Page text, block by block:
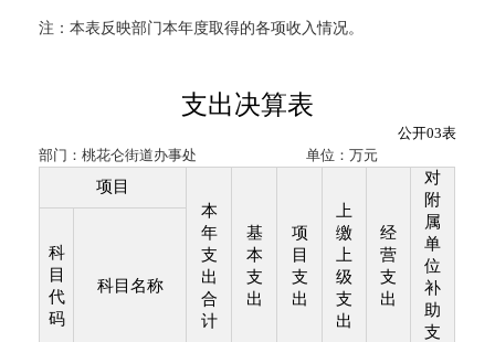
注：本表反映部门本年度取得的各项收入情况。
支出决算表
公开03表
部门： 桃花仑街道办事处 单位：万元
项目
本
年
支
出
合
计
基
本
支
出
项
目
支
出
上
缴
上
级
支
出
经
营
支
出
对
附
属
单
位
补
助
支
科
目
代
码
科目名称